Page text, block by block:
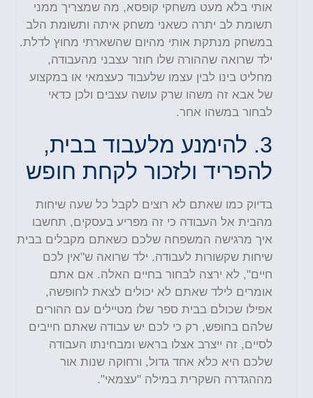
אותי בלא מעט משחקי קופסא, מה שמצריך ממני
תשומת לב יתרה כשאני משחק איתה ותשומת הלב
במשחק מנתקת אותי מהיום שהשארתי מחוץ לדלת.
ילד שרואה שההורה שלו חוזר עצבני מהעבודה,
מחליט בינו לבין עצמו שלעבוד כעצמאי או במקצוע
של אבא זה משהו שרק עושה עצבים ולכן כדאי
לבחור במשהו אחר .
להימנע מלעבוד בבית,
להפריד ולזכור לקחת חופש
בדיוק כמו שאתם לא רוצים לקבל כל שעה שיחות
מהבית אל העבודה כי זה מפריע בעסקים, תחשבו
איך מרגישה המשפחה שלכם כשאתם מקבלים בבית
שיחות שקשורות לעבודה. ילד שרואה ש"אין לכם
חיים", לא ירצה לבחור בחיים האלה. אם אתם
אומרים לילד שאתם לא יכולים לצאת לחופשה,
אפילו שכולם בבית ספר שלו מטיילים עם ההורים
שלהם בחופש, רק כי לכם יש עבודה שאתם חייבים
לסיים, זה ייצרב אצלו בראש ומבחינתו העבודה
שלכם היא כלא אחד גדול, ורחוקה שנות אור
מההגדרה השקרית במילה "עצמאי".